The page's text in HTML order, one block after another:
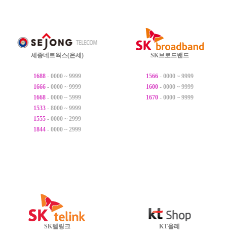
세종네트웍스(온세)
1688 - 0000 ~ 9999
1666 - 0000 ~ 9999
1668 - 0000 ~ 5999
1533 - 8000 ~ 9999
1555 - 0000 ~ 2999
1844 - 0000 ~ 2999
SK브로드밴드
1566- 0000 ~ 9999
1600- 0000 ~ 9999
1670- 0000 ~ 9999
SK텔링크 KT올레